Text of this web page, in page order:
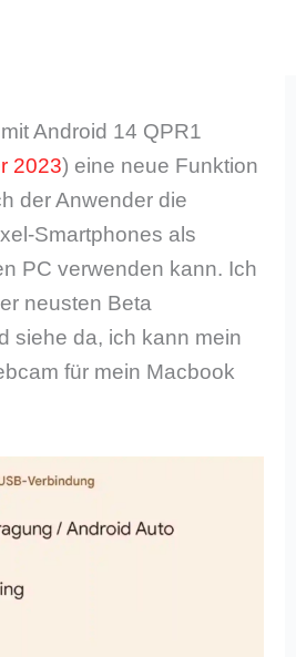
Android 14 QPR1
2023) eine neue Funktion
der Anwender die
Smartphones als
PC verwenden kann. Ich
neusten Beta
siehe da, ich kann mein
für mein Macbook